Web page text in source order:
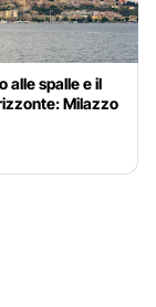
alle spalle e il
Milazzo